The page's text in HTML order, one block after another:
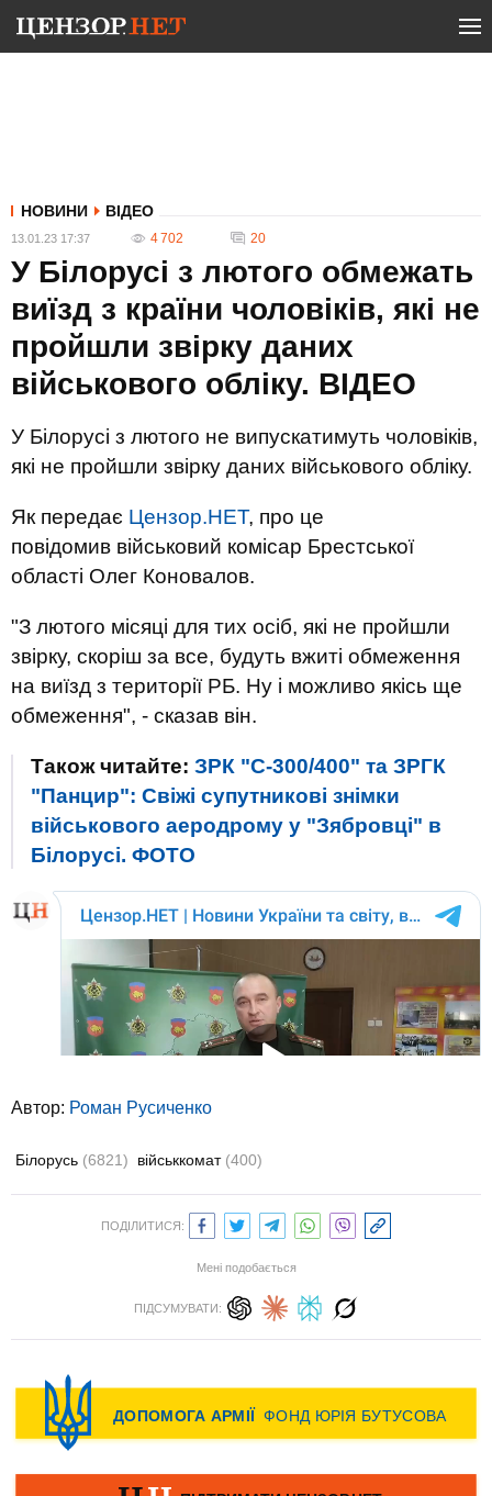
НОВИНИ ВІДЕО
13.01.23 17:37 4 702 20
У Білорусі з лютого обмежать
виїзд з країни чоловіків, які не
пройшли звірку даних
військового обліку. ВIДЕО
У Білорусі з лютого не випускатимуть чоловіків,
які не пройшли звірку даних військового обліку.
Як передає Цензор.НЕТ, про це
повідомив військовий комісар Брестської
області Олег Коновалов.
"З лютого місяці для тих осіб, які не пройшли
звірку, скоріш за все, будуть вжиті обмеження
на виїзд з території РБ. Ну і можливо якісь ще
обмеження", - сказав він.
Також читайте: ЗРК "С-300/400" та ЗРГК
"Панцир": Свіжі супутникові знімки
військового аеродрому у "Зябровці" в
Білорусі. ФОТО
Автор: Роман Русиченко
Білорусь (6821) військкомат (400)
ПОДІЛИТИСЯ:
Мені подобається
ПІДСУМУВАТИ: